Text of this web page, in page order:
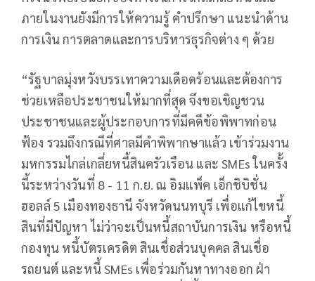
ภายในงานยังมีการให้ความรู้ คำปรึกษา แนะนำด้าน
การเงิน การตลาดและการบริหารธุรกิจต่าง ๆ ด้วย
“รัฐบาลมุ่งหวังบรรเทาความเดือดร้อนและต้องการ
ช่วยเหลือประชาชนให้มากที่สุด จึงขอเชิญชวน
ประชาชนและผู้ประกอบการที่มีคดีข้อพิพาทก่อน
ฟ้อง รวมถึงกรณีที่ศาลมีคำพิพากษาแล้ว เข้าร่วมงาน
มหกรรมไกล่เกลี่ยหนี้สินครัวเรือน และ SMEs ในครั้ง
นี้ระหว่างวันที่ 8 - 11 ก.ย. ณ อิมแพ็ค เอ็กชิบิชั่น
ฮอลล์ 5 เมืองทองธานี จังหวัดนนทบุรี เพื่อแก้ไขหนี้
สินที่มีปัญหา ไม่ว่าจะเป็นหนี้สถาบันการเงิน หรือหนี้
กองทุน หนี้บัตรเครดิต สินเชื่อส่วนบุคคล สินเชื่อ
รถยนต์ และหนี้ SMEs เพื่อร่วมกันหาทางออก ฝ่า